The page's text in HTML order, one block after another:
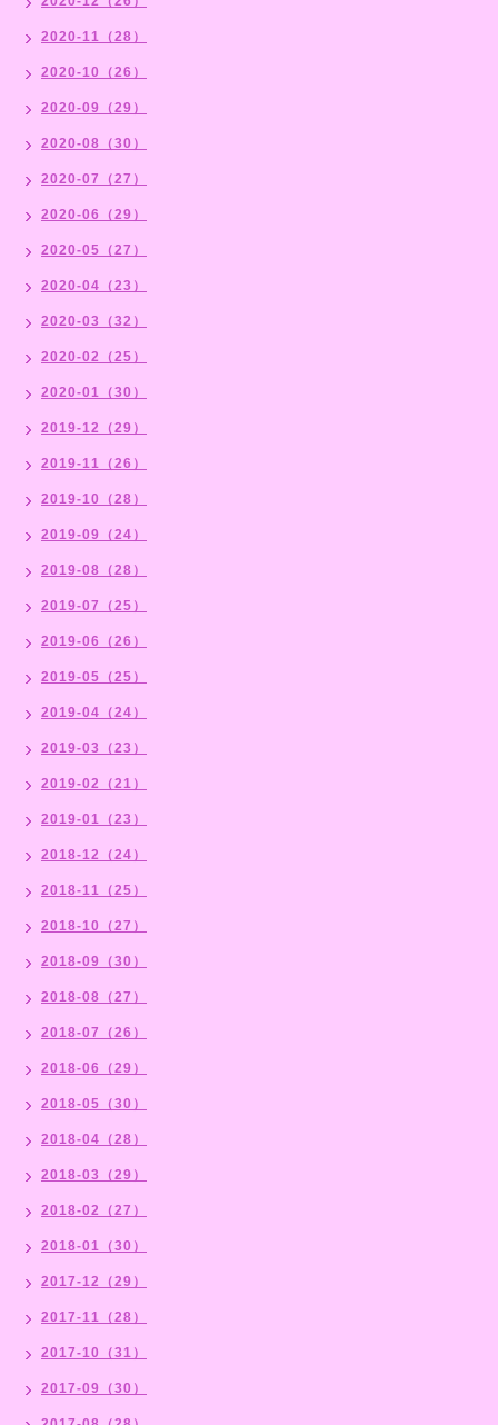
2020-11（28）
2020-10（26）
2020-09（29）
2020-08（30）
2020-07（27）
2020-06（29）
2020-05（27）
2020-04（23）
2020-03（32）
2020-02（25）
2020-01（30）
2019-12（29）
2019-11（26）
2019-10（28）
2019-09（24）
2019-08（28）
2019-07（25）
2019-06（26）
2019-05（25）
2019-04（24）
2019-03（23）
2019-02（21）
2019-01（23）
2018-12（24）
2018-11（25）
2018-10（27）
2018-09（30）
2018-08（27）
2018-07（26）
2018-06（29）
2018-05（30）
2018-04（28）
2018-03（29）
2018-02（27）
2018-01（30）
2017-12（29）
2017-11（28）
2017-10（31）
2017-09（30）